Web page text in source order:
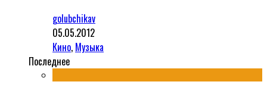
golubchikav
05.05.2012
Кино, Музыка
Последнее